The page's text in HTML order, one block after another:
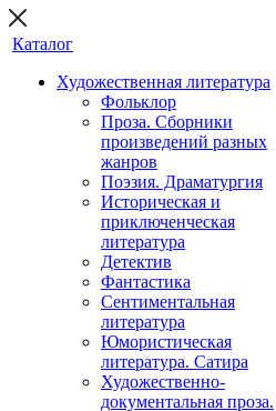
Каталог
Художественная литература
Фольклор
Проза. Сборники
произведений разных
жанров
Поэзия. Драматургия
Историческая и
приключенческая
литература
Детектив
Фантастика
Сентиментальная
литература
Юмористическая
литература. Сатира
Художественно-
документальная проза.